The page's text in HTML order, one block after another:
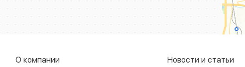
О компании
Новости и статьи